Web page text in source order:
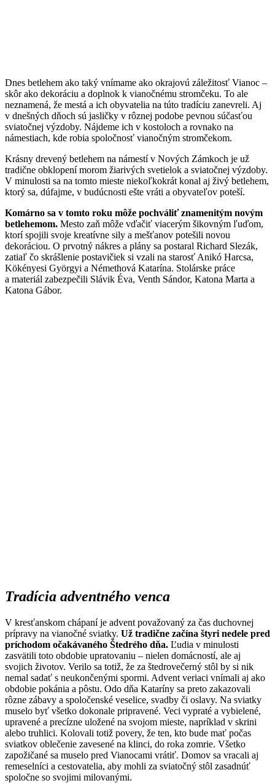
Dnes betlehem ako taký vnímame ako okrajovú záležitosť Vianoc –
skôr ako dekoráciu a doplnok k vianočnému stromčeku. To ale
neznamená, že mestá a ich obyvatelia na túto tradíciu zanevreli. Aj
v dnešných dňoch sú jasličky v rôznej podobe pevnou súčasťou
sviatočnej výzdoby. Nájdeme ich v kostoloch a rovnako na
námestiach, kde robia spoločnosť vianočným stromčekom.
Krásny drevený betlehem na námestí v Nových Zámkoch je už
tradične obklopení morom žiarivých svetielok a sviatočnej výzdoby.
V minulosti sa na tomto mieste niekoľkokrát konal aj živý betlehem,
ktorý sa, dúfajme, v budúcnosti ešte vráti a obyvateľov poteší.
Komárno sa v tomto roku môže pochváliť znamenitým novým
betlehemom. Mesto zaň môže vďačiť viacerým šikovným ľuďom,
ktorí spojili svoje kreatívne sily a mešťanov potešili novou
dekoráciou. O prvotný nákres a plány sa postaral Richard Slezák,
zatiaľ čo skrášlenie postavičiek si vzali na starosť Anikó Harcsa,
Kökényesi Györgyi a Némethová Katarína. Stolárske práce
a materiál zabezpečili Slávik Éva, Venth Sándor, Katona Marta a
Katona Gábor.
Tradícia adventného venca
V kresťanskom chápaní je advent považovaný za čas duchovnej
prípravy na vianočné sviatky. Už tradične začína štyri nedele pred
príchodom očakávaného Štedrého dňa. Ľudia v minulosti
zasvätili toto obdobie upratovaniu – nielen domácností, ale aj
svojich životov. Verilo sa totiž, že za štedrovečerný stôl by si nik
nemal sadať s neukončenými spormi. Advent veriaci vnímali aj ako
obdobie pokánia a pôstu. Odo dňa Kataríny sa preto zakazovali
rôzne zábavy a spoločenské veselice, svadby či oslavy. Na sviatky
muselo byť všetko dokonale pripravené. Veci vypraté a vybielené,
upravené a precízne uložené na svojom mieste, napríklad v skrini
alebo truhlici. Kolovali totiž povery, že ten, kto bude mať počas
sviatkov oblečenie zavesené na klinci, do roka zomrie. Všetko
zapožičané sa muselo pred Vianocami vrátiť. Domov sa vracali aj
remeselníci a cestovatelia, aby mohli za sviatočný stôl zasadnúť
spoločne so svojimi milovanými.